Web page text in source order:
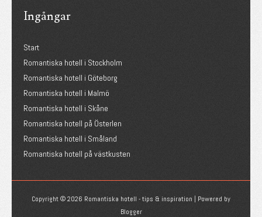
Ingångar
Start
Romantiska hotell i Stockholm
Romantiska hotell i Göteborg
Romantiska hotell i Malmö
Romantiska hotell i Skåne
Romantiska hotell på Österlen
Romantiska hotell i Småland
Romantiska hotell på västkusten
Copyright ©2026 Romantiska hotell - tips & inspiration | Powered by
Blogger